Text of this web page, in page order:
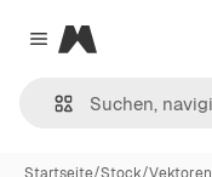
Close menu
Magnific